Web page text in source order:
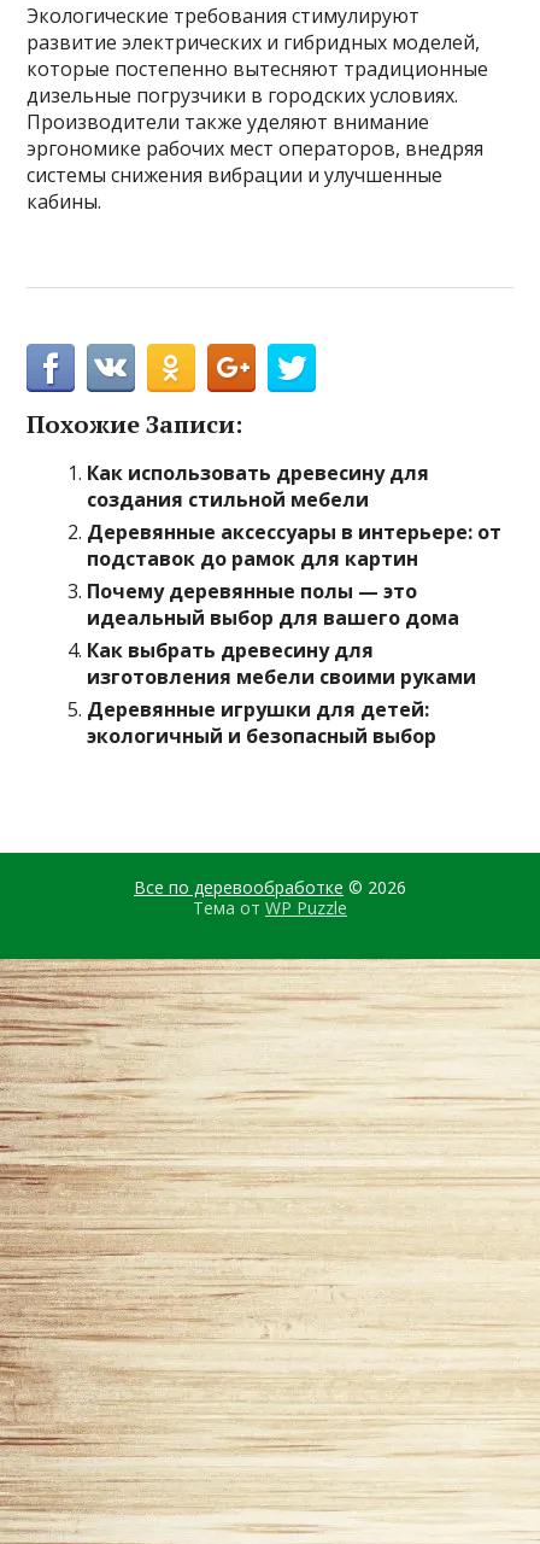
Экологические требования стимулируют
развитие электрических и гибридных моделей,
которые постепенно вытесняют традиционные
дизельные погрузчики в городских условиях.
Производители также уделяют внимание
эргономике рабочих мест операторов, внедряя
системы снижения вибрации и улучшенные
кабины.
Похожие Записи:
Как использовать древесину для
создания стильной мебели
Деревянные аксессуары в интерьере: от
подставок до рамок для картин
Почему деревянные полы — это
идеальный выбор для вашего дома
Как выбрать древесину для
изготовления мебели своими руками
Деревянные игрушки для детей:
экологичный и безопасный выбор
Все по деревообработке © 2026
Тема от WP Puzzle